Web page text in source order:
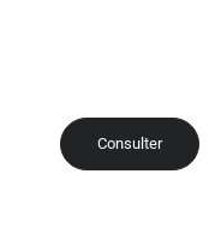
Consulter